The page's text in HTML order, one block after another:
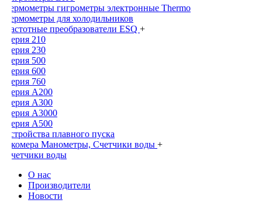
Термометры гигрометры электронные Thermo
Термометры для холодильников
Частотные преобразователи ESQ +
Серия 210
Серия 230
Серия 500
Серия 600
Серия 760
Серия А200
Серия А300
Серия А3000
Серия А500
Устройства плавного пуска
Экомера Манометры, Счетчики воды +
Счетчики воды
О нас
Производители
Новости